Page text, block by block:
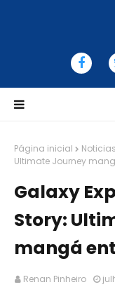
Página inicial Noticias
Ultimate Journey
Galaxy
Story:
mangá
Renan Pinheiro